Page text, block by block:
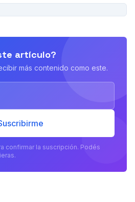
artículo?
más contenido como este.
confirmar la suscripción. Podés